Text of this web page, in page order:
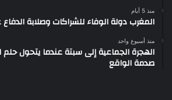
منذ 5 أيام
المغرب دولة الوفاء للشراكات وصلابة
منذ أسبوع واحد
الهجرة الجماعية إلى سبتة عندما يتحول
صدمة الواقع